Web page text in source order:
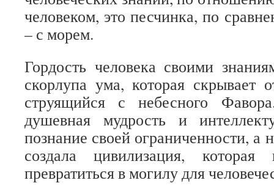
человеком, это песчинка, по
– с морем.
Гордость человека своими
скорлупа ума, которая скрывает
струящийся с небесного
душевная мудрость и
познание своей ограниченности, а
создала цивилизация,
превратиться в могилу для